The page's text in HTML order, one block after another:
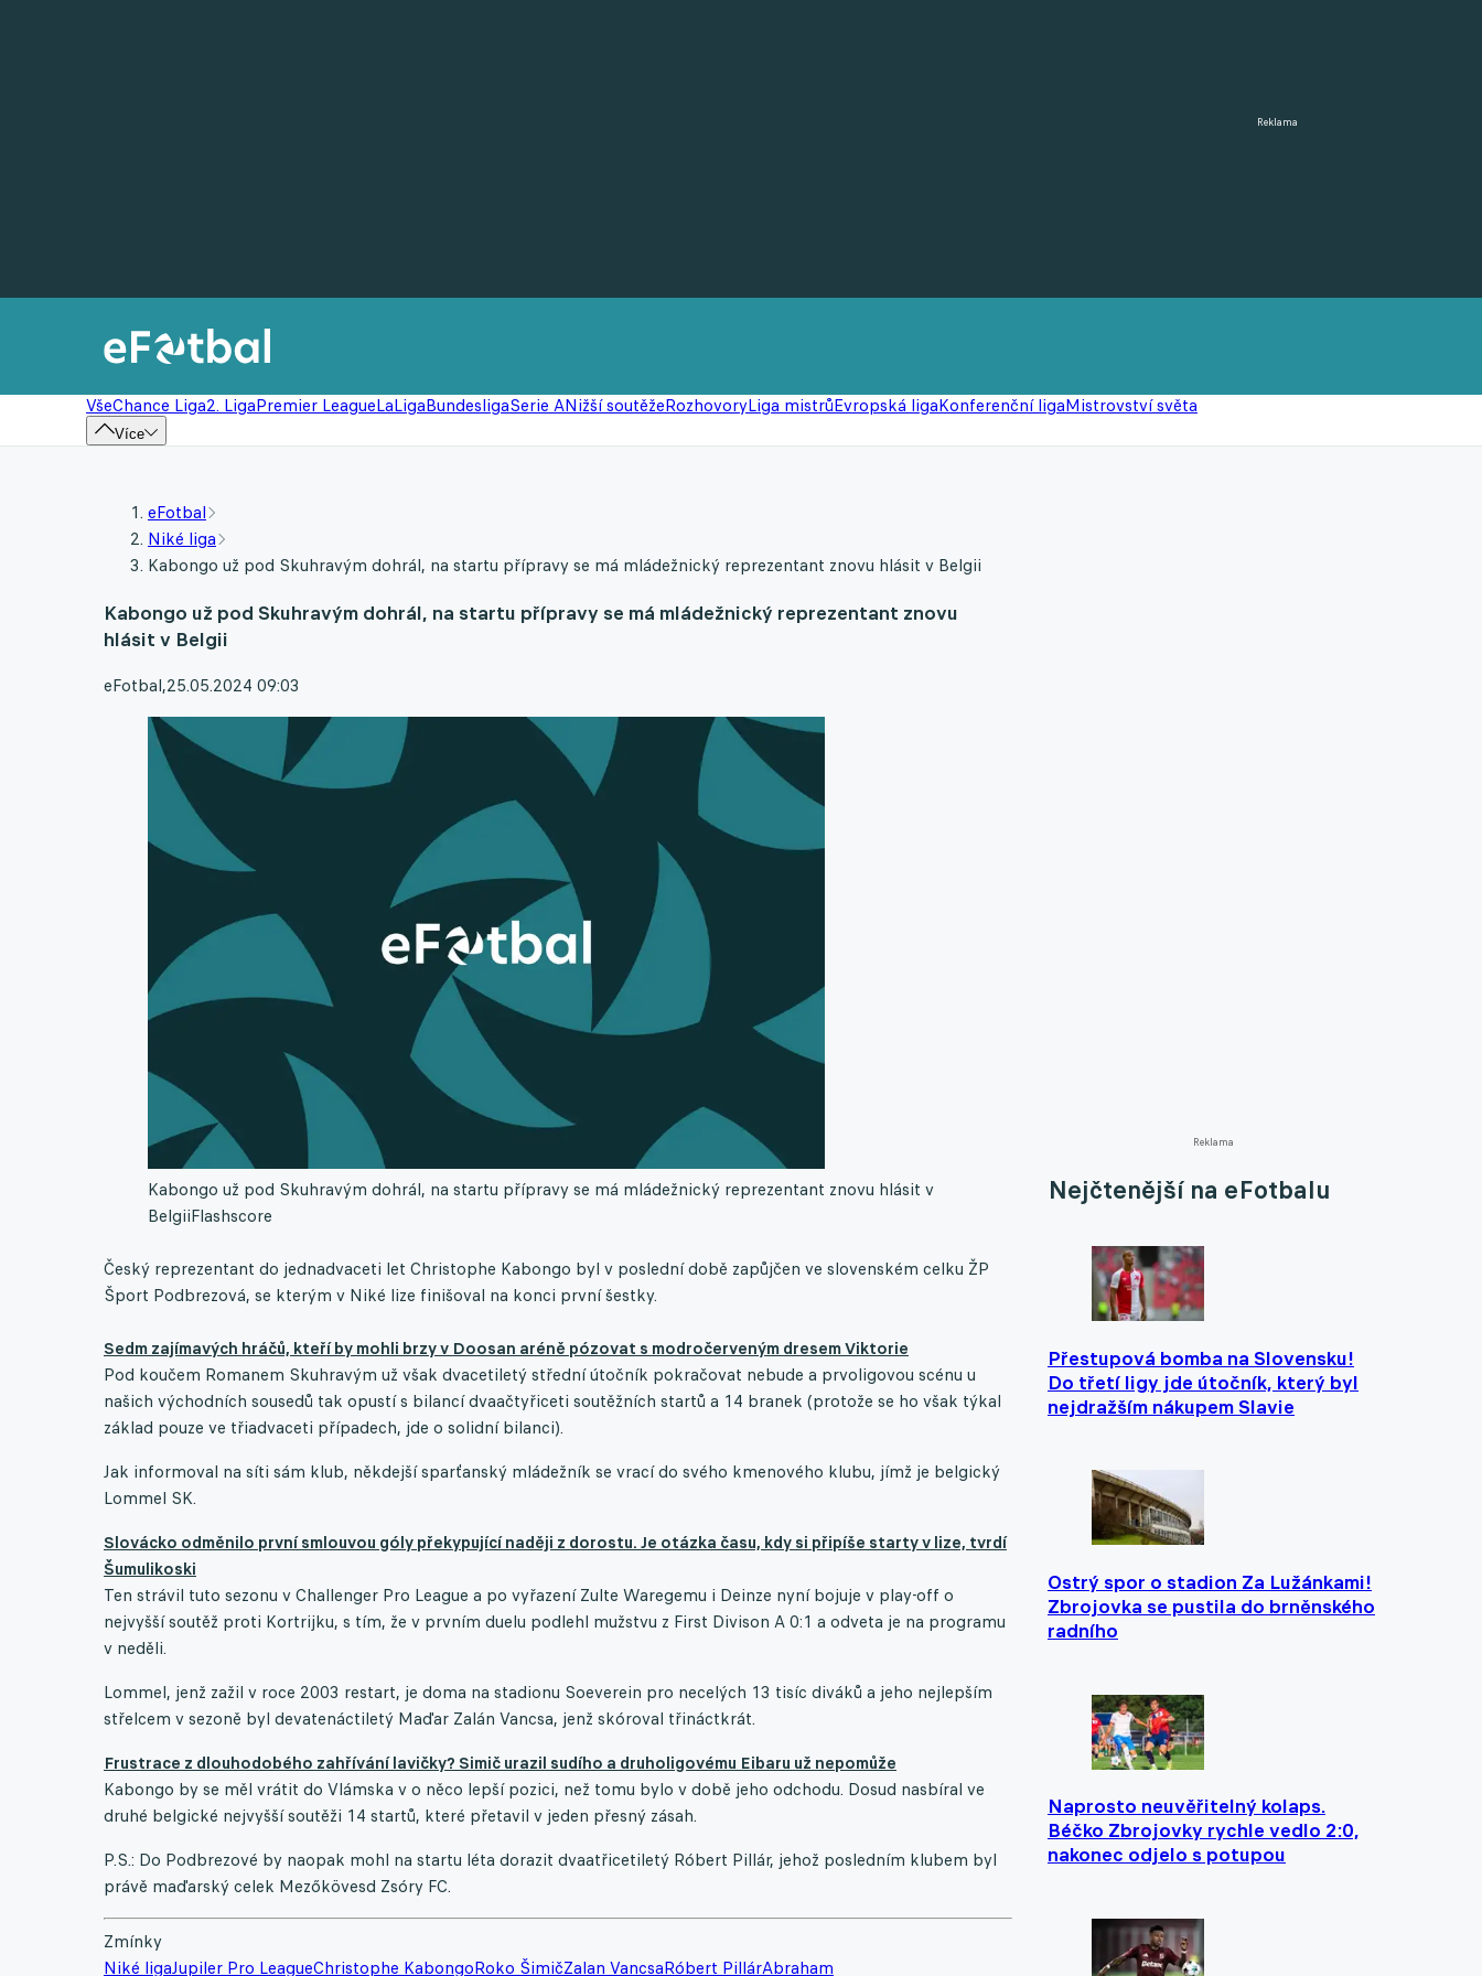
Reklama
VšeChance Liga2. LigaPremier LeagueLaLigaBundesligaSerie ANižší soutěžeRozhovoryLiga mistrůEvropská ligaKonferenční ligaMistrovství světa
Více
Reklama
Nejčtenější na eFotbalu
Přestupová bomba na Slovensku!
Do třetí ligy jde útočník, který byl
nejdražším nákupem Slavie
Ostrý spor o stadion Za Lužánkami!
Zbrojovka se pustila do brněnského
radního
Naprosto neuvěřitelný kolaps.
Béčko Zbrojovky rychle vedlo 2:0,
nakonec odjelo s potupou
eFotbal
Niké liga
Kabongo už pod Skuhravým dohrál, na startu přípravy se má mládežnický reprezentant znovu hlásit v Belgii
Kabongo už pod Skuhravým dohrál, na startu přípravy se má mládežnický reprezentant znovu
hlásit v Belgii
eFotbal,25.05.2024 09:03
Kabongo už pod Skuhravým dohrál, na startu přípravy se má mládežnický reprezentant znovu hlásit v
BelgiiFlashscore
Český reprezentant do jednadvaceti let Christophe Kabongo byl v poslední době zapůjčen ve slovenském celku ŽP
Šport Podbrezová, se kterým v Niké lize finišoval na konci první šestky.
Sedm zajímavých hráčů, kteří by mohli brzy v Doosan aréně pózovat s modročerveným dresem Viktorie
Pod koučem Romanem Skuhravým už však dvacetiletý střední útočník pokračovat nebude a prvoligovou scénu u
našich východních sousedů tak opustí s bilancí dvaačtyřiceti soutěžních startů a 14 branek (protože se ho však týkal
základ pouze ve třiadvaceti případech, jde o solidní bilanci).
Jak informoval na síti sám klub, někdejší sparťanský mládežník se vrací do svého kmenového klubu, jímž je belgický
Lommel SK.
Slovácko odměnilo první smlouvou góly překypující naději z dorostu. Je otázka času, kdy si připíše starty v lize, tvrdí
Šumulikoski
Ten strávil tuto sezonu v Challenger Pro League a po vyřazení Zulte Waregemu i Deinze nyní bojuje v play-off o
nejvyšší soutěž proti Kortrijku, s tím, že v prvním duelu podlehl mužstvu z First Divison A 0:1 a odveta je na programu
v neděli.
Lommel, jenž zažil v roce 2003 restart, je doma na stadionu Soeverein pro necelých 13 tisíc diváků a jeho nejlepším
střelcem v sezoně byl devatenáctiletý Maďar Zalán Vancsa, jenž skóroval třináctkrát.
Frustrace z dlouhodobého zahřívání lavičky? Simič urazil sudího a druholigovému Eibaru už nepomůže
Kabongo by se měl vrátit do Vlámska v o něco lepší pozici, než tomu bylo v době jeho odchodu. Dosud nasbíral ve
druhé belgické nejvyšší soutěži 14 startů, které přetavil v jeden přesný zásah.
P.S.: Do Podbrezové by naopak mohl na startu léta dorazit dvaatřicetiletý Róbert Pillár, jehož posledním klubem byl
právě maďarský celek Mezőkövesd Zsóry FC.
Zmínky
Niké ligaJupiler Pro LeagueChristophe KabongoRoko ŠimičZalan VancsaRóbert PillárAbraham